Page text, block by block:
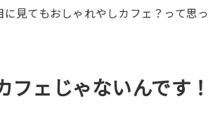
に見てもおしゃれやしカフェ？って思っ
フェじゃないんです！